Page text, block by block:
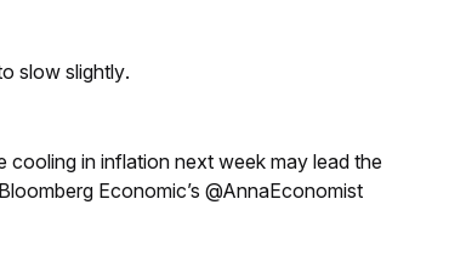
slow slightly.
cooling in inflation next week may lead the
Economic’s @AnnaEconomist